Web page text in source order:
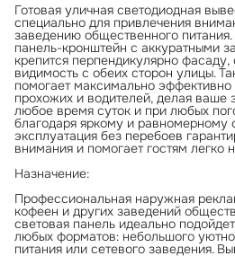
Готовая уличная светодиодная
специально для привлечения
заведению общественного
панель-кронштейн с аккуратными
крепится перпендикулярно
видимость с обеих сторон улицы.
помогает максимально
прохожих и водителей, делая ваше
любое время суток и при любых
благодаря яркому и
эксплуатация без перебоев
внимания и помогает гостям легко
Назначение:
Профессиональная наружная
кофеен и других заведений
световая панель идеально
любых форматов: небольшого
питания или сетевого заведения.